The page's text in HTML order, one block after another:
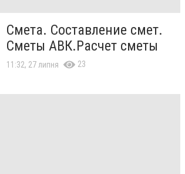
Смета. Составление смет.
Сметы АВК.Расчет сметы
11:32, 27 липня 23